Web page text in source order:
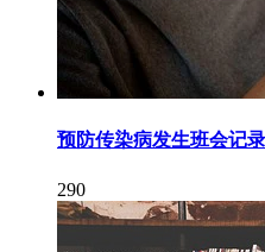
预防传染病发生班会记
290